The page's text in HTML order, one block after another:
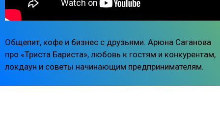
Общепит, кофе и бизнес с друзьями. Арюна Саганова
про «Триста Бариста», любовь к гостям и конкурентам,
локдаун и советы начинающим предпринимателям.